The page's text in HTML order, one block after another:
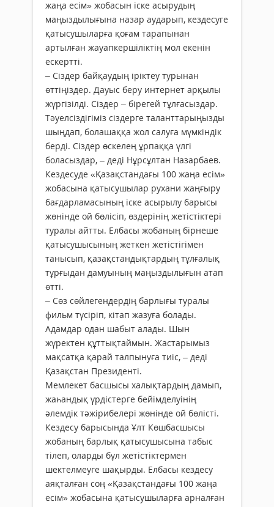
жаңа есім» жобасын іске асырудың
маңыздылығына назар аударып, кездесуге
қатысушыларға қоғам тарапынан
артылған жауапкершіліктің мол екенін
ескертті.
– Сіздер байқаудың іріктеу турынан
өттіңіздер. Дауыс беру интернет арқылы
жүргізілді. Сіздер – бірегей тұлғасыздар.
Тәуелсіздігіміз сіздерге таланттарыңызды
шыңдап, болашаққа жол салуға мүмкіндік
берді. Сіздер өскелең ұрпаққа үлгі
боласыздар, – деді Нұрсұлтан Назарбаев.
Кездесуде «Қазақстандағы 100 жаңа есім»
жобасына қатысушылар рухани жаңғыру
бағдарламасының іске асырылу барысы
жөнінде ой бөлісіп, өздерінің жетістіктері
туралы айтты. Елбасы жобаның бірнеше
қатысушысының жеткен жетістігімен
танысып, қазақ­­стандықтардың тұлғалық
тұрғыдан дамуының маңыз­дылығын атап
өтті.
– Сөз сөйлегендердің барлығы туралы
фильм түсіріп, кітап жазуға болады.
Адамдар одан шабыт алады. Шын
жүректен құттықтаймын. Жастарымыз
мақсатқа қарай талпынуға тиіс, – деді
Қазақстан Президенті.
Мемлекет басшысы халықтардың дамып,
жаһандық үрдістерге бейімделуінің
әлемдік тәжірибелері жөнінде ой бөлісті.
Кездесу барысында Ұлт Көшбасшысы
жобаның барлық қатысушысына табыс
тілеп, оларды бұл жетістіктермен
шектелмеуге шақырды. Елбасы кездесу
аяқталған соң «Қазақстандағы 100 жаңа
есім» жобасына қатысушыларға арналған